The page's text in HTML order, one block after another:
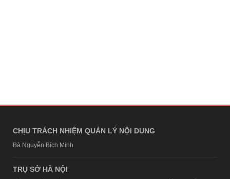
CHỊU TRÁCH NHIỆM QUẢN LÝ NỘI DUNG
Bà Nguyễn Bích Minh
TRỤ SỞ HÀ NỘI